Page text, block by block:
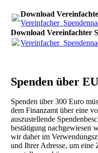
Download
Download Vereinfachter
Spenden über
Spenden über 300 Euro
dem Finanzamt über eine
auszustellende
bestätigung nachgewiesen
wir daher im
und Ihrer Adresse, um eine